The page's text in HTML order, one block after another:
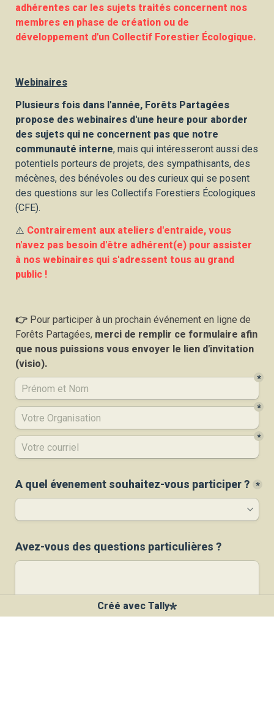
adhérentes car les sujets traités concernent nos
membres en phase de création ou de
développement d'un Collectif Forestier Écologique.
Webinaires
Plusieurs fois dans l'année, Forêts Partagées
propose des webinaires d'une heure pour aborder
des sujets qui ne concernent pas que notre
communauté interne, mais qui intéresseront aussi des
potentiels porteurs de projets, des sympathisants, des
mécènes, des bénévoles ou des curieux qui se posent
des questions sur les Collectifs Forestiers Écologiques
(CFE).
⚠️ Contrairement aux ateliers d'entraide, vous
n'avez pas besoin d'être adhérent(e) pour assister
à nos webinaires qui s'adressent tous au grand
public !
👉 Pour participer à un prochain événement en ligne de
Forêts Partagées, merci de remplir ce formulaire afin
que nous puissions vous envoyer le lien d'invitation
(visio).
*
*
*
A quel évenement souhaitez-vous participer ? *
Avez-vous des questions particulières ?
Créé avec Tally